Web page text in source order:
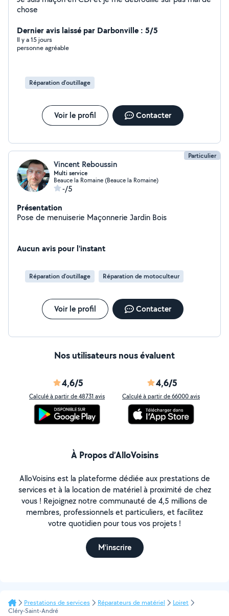
chose
Dernier avis laissé par Darbonville : 5/5
Il y a 15 jours
personne agréable
Réparation d’outillage
Voir le profil Contacter
Particulier
Vincent Reboussin
Multi service
Beauce la Romaine (Beauce la Romaine)
-/5
Présentation
Pose de menuiserie Maçonnerie Jardin Bois
Aucun avis pour l'instant
Réparation d’outillage Réparation de motoculteur
Voir le profil Contacter
Nos utilisateurs nous évaluent
4,6/5
Calculé à partir de 48731 avis
4,6/5
Calculé à partir de 66000 avis
À Propos d’AlloVoisins
AlloVoisins est la plateforme dédiée aux prestations de
services et à la location de matériel à proximité de chez
vous ! Rejoignez notre communauté de 4,5 millions de
membres, professionnels et particuliers, et facilitez
votre quotidien pour tous vos projets !
M'inscrire
Prestations de services Réparateurs de matériel
Loiret
Cléry-Saint-André